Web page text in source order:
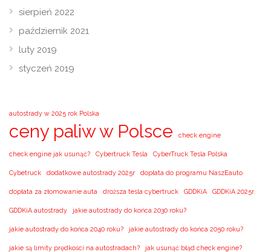
sierpień 2022
październik 2021
luty 2019
styczeń 2019
autostrady w 2025 rok Polska
ceny paliw w Polsce check engine
check engine jak usunąć? Cybertruck Tesla CyberTruck Tesla Polska
Cybetruck dodatkowe autostrady 2025r dopłata do programu NaszEauto
dopłata za złomowanie auta droższa tesla cybertruck GDDKiA GDDKiA 2025r.
GDDKiA autostrady jakie autostrady do końca 2030 roku?
jakie autostrady do końca 2040 roku? jakie autostrady do końca 2050 roku?
jakie są limity prędkości na autostradach? jak usunąć błąd check engine?